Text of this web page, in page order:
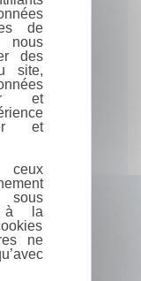
de
nous
des
site,
et
et
à la
ne